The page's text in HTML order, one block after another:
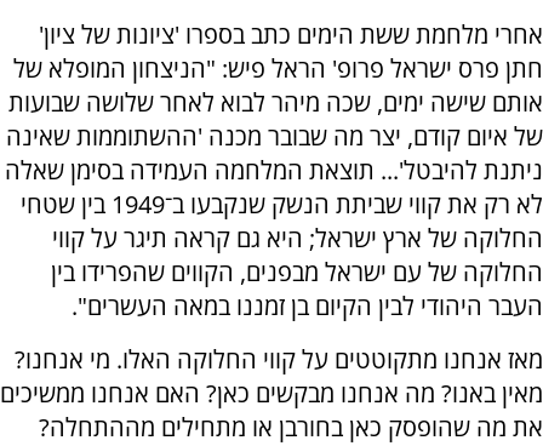
אחרי מלחמת ששת הימים כתב בספרו 'ציונות של ציון'
חתן פרס ישראל פרופ' הראל פיש: "הניצחון המופלא של
אותם שישה ימים, שכה מיהר לבוא לאחר שלושה שבועות
של איום קודם, יצר מה שבובר מכנה 'ההשתוממות שאינה
ניתנת להיבטל'... תוצאת המלחמה העמידה בסימן שאלה
לא רק את קווי שביתת הנשק שנקבעו ב־1949 בין שטחי
החלוקה של ארץ ישראל; היא גם קראה תיגר על קווי
החלוקה של עם ישראל מבפנים, הקווים שהפרידו בין
העבר היהודי לבין הקיום בן זמננו במאה העשרים".
מאז אנחנו מתקוטטים על קווי החלוקה האלו. מי אנחנו?
מאין באנו? מה אנחנו מבקשים כאן? האם אנחנו ממשיכים
את מה שהופסק כאן בחורבן או מתחילים מההתחלה?